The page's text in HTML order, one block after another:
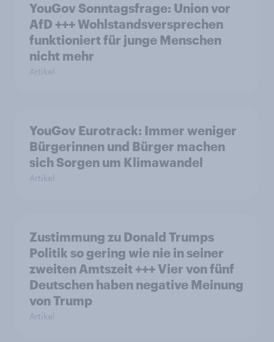
YouGov Sonntagsfrage: Union vor
AfD +++ Wohlstandsversprechen
funktioniert für junge Menschen
nicht mehr
Artikel
YouGov Eurotrack: Immer weniger
Bürgerinnen und Bürger machen
sich Sorgen um Klimawandel
Artikel
Zustimmung zu Donald Trumps
Politik so gering wie nie in seiner
zweiten Amtszeit +++ Vier von fünf
Deutschen haben negative Meinung
von Trump
Artikel